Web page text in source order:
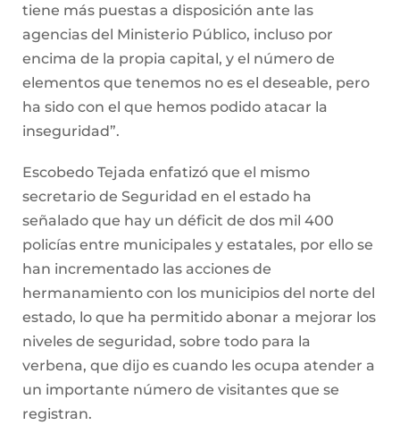
tiene más puestas a disposición ante las
agencias del Ministerio Público, incluso por
encima de la propia capital, y el número de
elementos que tenemos no es el deseable, pero
ha sido con el que hemos podido atacar la
inseguridad”.
Escobedo Tejada enfatizó que el mismo
secretario de Seguridad en el estado ha
señalado que hay un déficit de dos mil 400
policías entre municipales y estatales, por ello se
han incrementado las acciones de
hermanamiento con los municipios del norte del
estado, lo que ha permitido abonar a mejorar los
niveles de seguridad, sobre todo para la
verbena, que dijo es cuando les ocupa atender a
un importante número de visitantes que se
registran.